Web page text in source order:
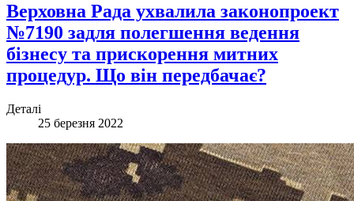
Верховна Рада ухвалила законопроект
№7190 задля полегшення ведення
бізнесу та прискорення митних
процедур. Що він передбачає?
Деталі
25 березня 2022